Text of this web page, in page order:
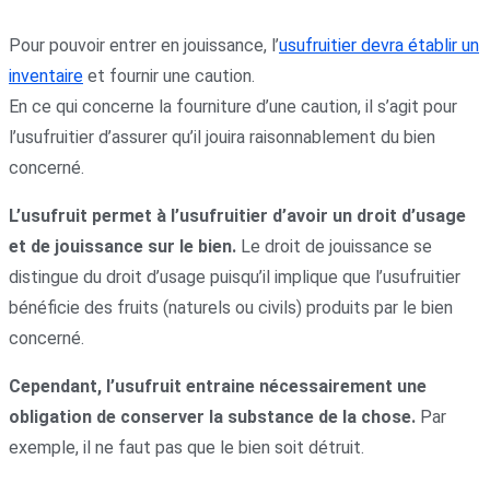
Pour pouvoir entrer en jouissance, l’usufruitier devra établir un
inventaire et fournir une caution.
En ce qui concerne la fourniture d’une caution, il s’agit pour
l’usufruitier d’assurer qu’il jouira raisonnablement du bien
concerné.
L’usufruit permet à l’usufruitier d’avoir un droit d’usage
et de jouissance sur le bien. Le droit de jouissance se
distingue du droit d’usage puisqu’il implique que l’usufruitier
bénéficie des fruits (naturels ou civils) produits par le bien
concerné.
Cependant, l’usufruit entraine nécessairement une
obligation de conserver la substance de la chose. Par
exemple, il ne faut pas que le bien soit détruit.